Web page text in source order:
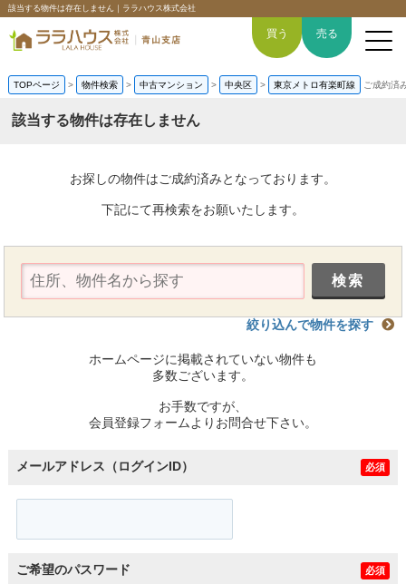
該当する物件は存在しません｜ララハウス株式会社
空間デザイン事例
6つの強み
スタッフ紹介
買う 売る
TOPページ > 物件検索 > 中古マンション > 中央区 > 東京メトロ有楽町線 ご成約済
該当する物件は存在しません
お探しの物件はご成約済みとなっております。
下記にて再検索をお願いたします。
絞り込んで物件を探す
ホームページに掲載されていない物件も
多数ございます。
お手数ですが、
会員登録フォームよりお問合せ下さい。
メールアドレス（ログインID） 必須
ご希望のパスワード 必須